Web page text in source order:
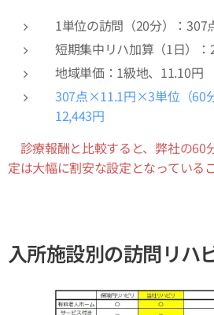
1単位の訪問（20分）：307
短期集中リハ加算（1日）：
地域単価：1級地、11.10円
307点×11.1円×3単位（60
12,443円
診療報酬と比較すると、弊社の60
定は大幅に割安な設定となっている
入所施設別の訪問リハ